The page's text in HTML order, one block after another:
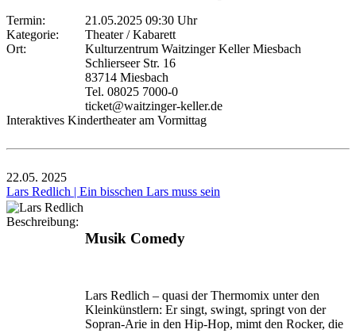
Termin:
21.05.2025 09:30 Uhr
Kategorie:
Theater / Kabarett
Ort:
Kulturzentrum Waitzinger Keller Miesbach
Schlierseer Str. 16
83714 Miesbach
Tel. 08025 7000-0
ticket@waitzinger-keller.de
Interaktives Kindertheater am Vormittag
22.05. 2025
Lars Redlich | Ein bisschen Lars muss sein
Beschreibung:
Musik Comedy
Lars Redlich – quasi der Thermomix unter den
Kleinkünst­lern: Er singt, swingt, springt von der
Sopran-Arie in den Hip-Hop, mimt den Rocker, die